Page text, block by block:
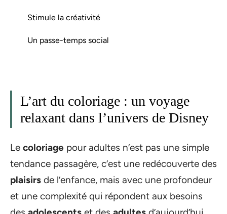
Stimule la créativité
Un passe-temps social
L’art du coloriage : un voyage
relaxant dans l’univers de Disney
Le coloriage pour adultes n’est pas une simple
tendance passagère, c’est une redécouverte des
plaisirs de l’enfance, mais avec une profondeur
et une complexité qui répondent aux besoins